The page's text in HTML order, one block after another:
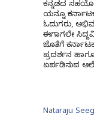
ಕನ್ನಡದ
ಯನ್ನೂ
ಓದುಗರು,
ಈಗಾಗಲೇ
ಜೊತೆಗೆ
ಪ್ರದರ್ಶನ
ಏರ್ಪಡಿಸುವ
Nataraju